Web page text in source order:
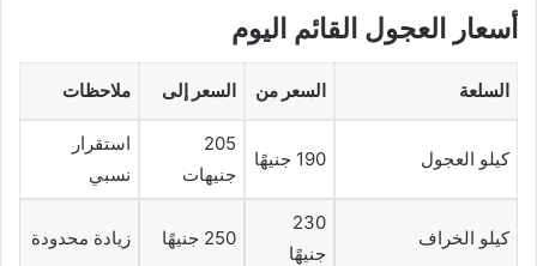
أسعار العجول القائم اليوم
السلعة السعر من السعر إلى ملاحظات
كيلو العجول 190 جنيهًا
205
جنيهات
استقرار
نسبي
كيلو الخراف
230
جنيهًا
250 جنيهًا زيادة محدودة